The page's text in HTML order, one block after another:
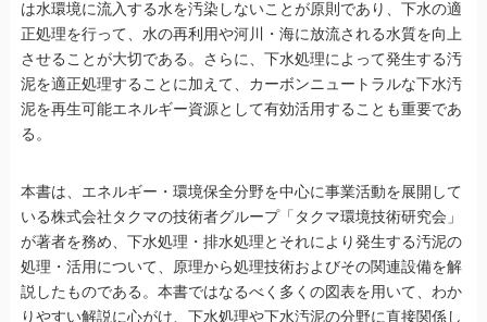
は水環境に流入する水を汚染しないことが原則であり、下水の適
正処理を行って、水の再利用や河川・海に放流される水質を向上
させることが大切である。さらに、下水処理によって発生する汚
泥を適正処理することに加えて、カーボンニュートラルな下水汚
泥を再生可能エネルギー資源として有効活用することも重要であ
る。
本書は、エネルギー・環境保全分野を中心に事業活動を展開して
いる株式会社タクマの技術者グループ「タクマ環境技術研究会」
が著者を務め、下水処理・排水処理とそれにより発生する汚泥の
処理・活用について、原理から処理技術およびその関連設備を解
説したものである。本書ではなるべく多くの図表を用いて、わか
りやすい解説に心がけ、下水処理や下水汚泥の分野に直接関係し